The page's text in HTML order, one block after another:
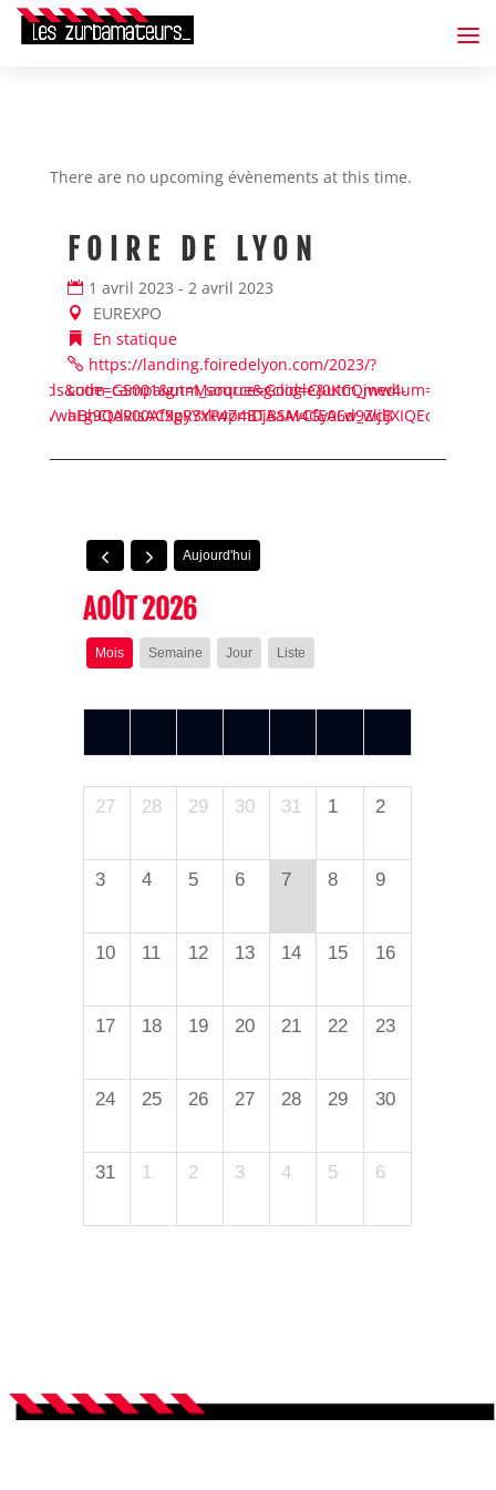
There are no upcoming évènements at this time.
FOIRE DE LYON
1 avril 2023 - 2 avril 2023
EUREXPO
En statique
https://landing.foiredelyon.com/2023/?
Aujourd'hui
AOÛT 2026
Mois Semaine Jour Liste
27 28 29 30 31 1 2
3 4 5 6 7 8 9
10 11 12 13 14 15 16
17 18 19 20 21 22 23
24 25 26 27 28 29 30
31 1 2 3 4 5 6